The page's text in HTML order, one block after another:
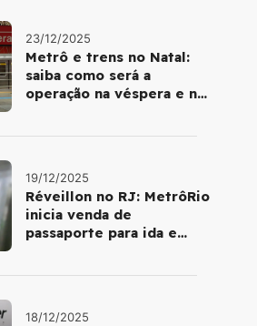
23/12/2025
Metrô e trens no Natal:
saiba como será a
operação na véspera e no
19/12/2025
Réveillon no RJ: MetrôRio
inicia venda de
passaporte para ida e
18/12/2025